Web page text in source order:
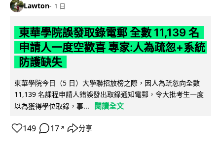
Lawton 1 日
東華學院誤發取錄電郵 全數 11,139 名
申請人一度空歡喜 專家:人為疏忽+系統
防護缺失
東華學院今日（5 日）大學聯招放榜之際，因人為疏忽向全數
11,139 名課程申請人錯誤發出取錄通知電郵，令大批考生一度
以為獲得學位取錄，事...
閱讀全文
149 17 ↗ 分享